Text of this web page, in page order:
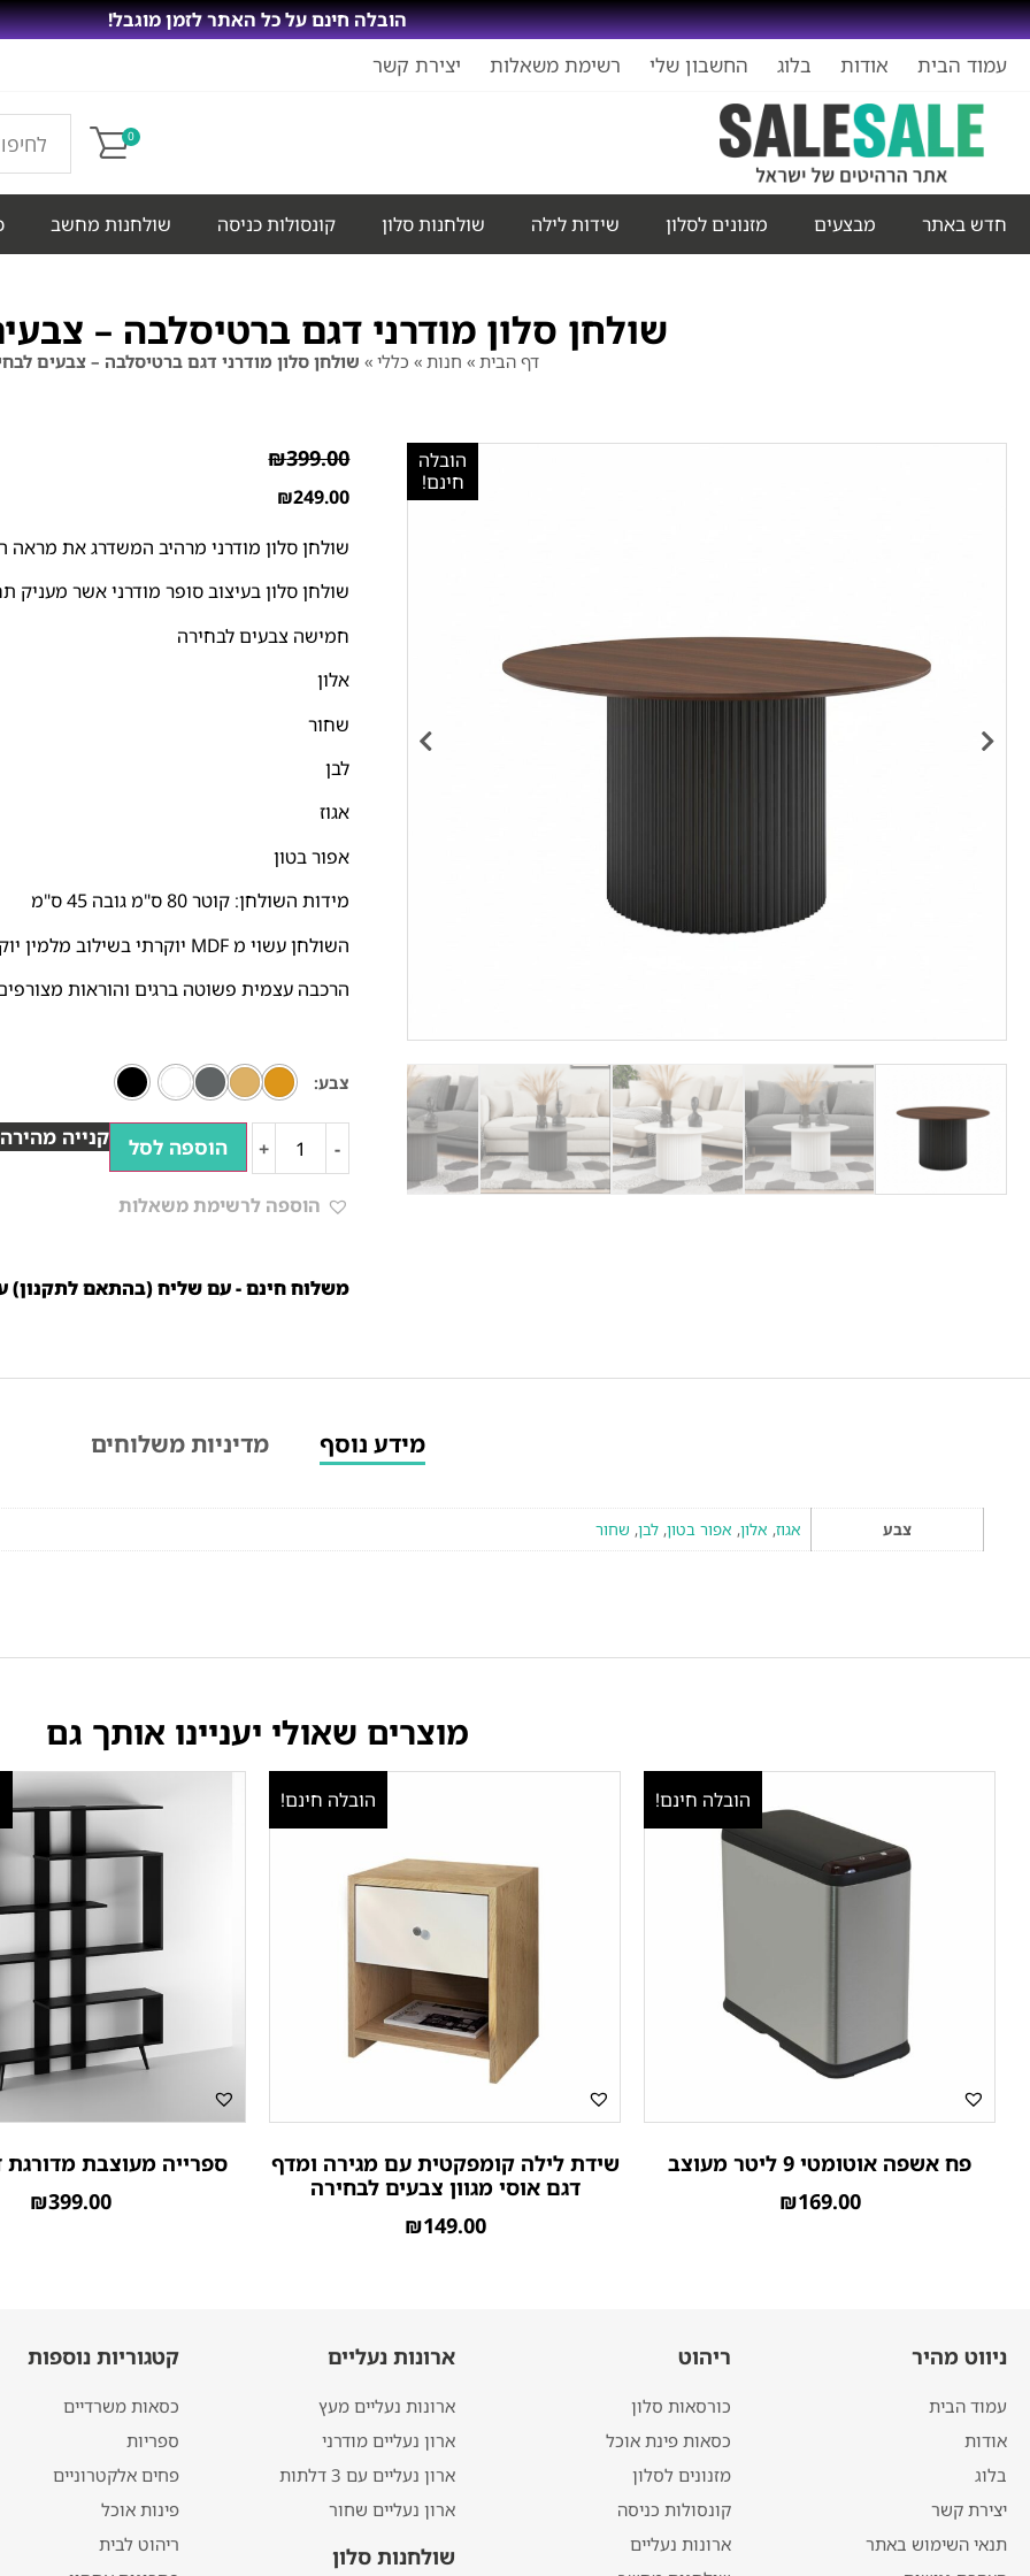
הובלה חינם על כל האתר לזמן מוגבל!
עמוד הבית אודות בלוג החשבון שלי רשימת משאלות יצירת קשר
0
חדש באתר מבצעים מזנונים לסלון שידות לילה שולחנות סלון קונסולות כניסה שולחנות מחשב
שולחן סלון מודרני דגם ברטיסלבה –
דף הבית » חנות » כללי » שולחן סלון מודרני דגם ברטיסלבה – צבעים
הובלה
חינם!
₪399.00
₪249.00
שולחן סלון מודרני מרהיב המשדרג את מראה
שולחן סלון בעיצוב סופר מודרני אשר מעניק
חמישה צבעים לבחירה
אלון
שחור
לבן
אגוז
אפור בטון
מידות השולחן: קוטר 80 ס"מ גובה 45 ס"מ
השולחן עשוי מ MDF יוקרתי בשילוב מלמין יוקרתי ורגל מתכת יציבה
הרכבה עצמית פשוטה ברגים והוראות
צבע
-
+ הוספה לסל קנייה מהירה
הוספה לרשימת משאלות
משלוח חינם - עם שליח (בהתאם לתקנון) עד 10 ימי
מידע נוסף מדיניות משלוחים
צבע אגוז, אלון, אפור בטון, לבן, שחור
מוצרים שאולי יעניינו אותך גם
הובלה חינם!
פח אשפה אוטומטי 9 ליטר מעוצב
₪169.00
הובלה חינם!
שידת לילה קומפקטית עם מגירה ומדף
דגם אוסי מגוון צבעים לבחירה
₪149.00
ספרייה מעוצבת מדורגת
₪399.00
ניווט מהיר
עמוד הבית
אודות
בלוג
יצירת קשר
תנאי השימוש באתר
ריהוט
כורסאות סלון
כסאות פינת אוכל
מזנונים לסלון
קונסולות כניסה
ארונות נעליים
ארונות נעליים
ארונות נעליים מעץ
ארון נעליים מודרני
ארון נעליים עם 3 דלתות
ארון נעליים שחור
שולחנות סלון
קטגוריות נוספות
כסאות משרדיים
ספריות
פחים אלקטרוניים
פינות אוכל
ריהוט לבית